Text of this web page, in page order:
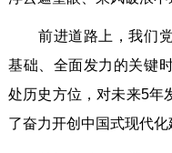
前进道路上，我们党
基础、全面发力的关键
处历史方位，对未来5年
了奋力开创中国式现代化